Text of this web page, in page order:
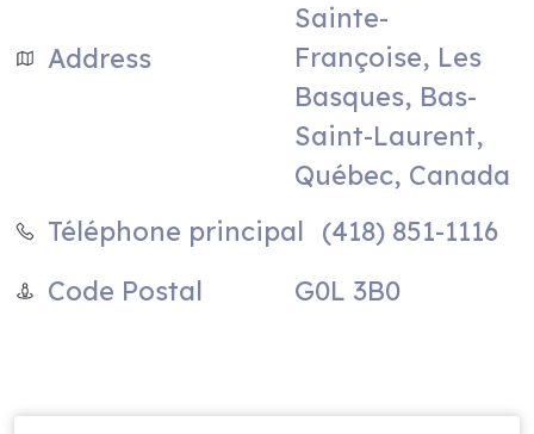
Address
Sainte-
Françoise, Les
Basques, Bas-
Saint-Laurent,
Québec, Canada
Téléphone principal
(418) 851-1116
Code Postal
G0L 3B0